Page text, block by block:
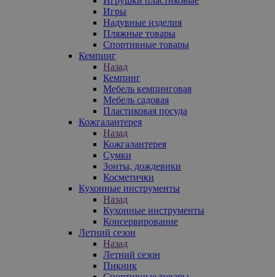
Игры
Надувные изделия
Пляжные товары
Спортивные товары
Кемпинг
Назад
Кемпинг
Мебель кемпинговая
Мебель садовая
Пластиковая посуда
Кожгалантерея
Назад
Кожгалантерея
Сумки
Зонты, дождевики
Косметички
Кухонные инструменты
Назад
Кухонные инструменты
Консервирование
Летний сезон
Назад
Летний сезон
Пикник